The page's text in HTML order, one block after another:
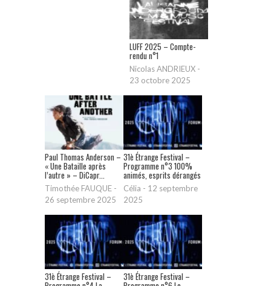
LUFF 2025 – Compte-
rendu n°1
Nicolas ANDRIEUX -
23 octobre 2025
Paul Thomas Anderson –
« Une Bataille après
l’autre » – DiCapr...
Timothée FAUQUE -
26 septembre 2025
31è Étrange Festival –
Programme n°3 100%
animés, esprits dérangés
Célia - 12 septembre
2025
31è Étrange Festival – 31è Étrange Festival –